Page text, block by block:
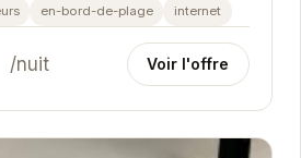
en-bord-de-plage internet
/nuit Voir l'offre